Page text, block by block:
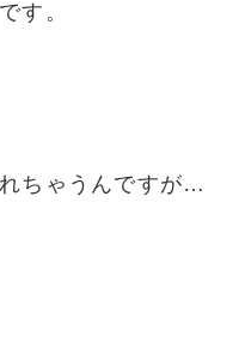
す。
ちゃうんですが…